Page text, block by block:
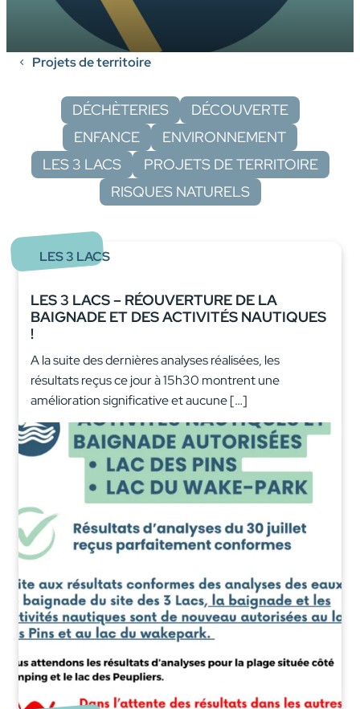
Projets de territoire
DÉCHÈTERIES
DÉCOUVERTE
ENFANCE
ENVIRONNEMENT
LES 3 LACS
PROJETS DE TERRITOIRE
RISQUES NATURELS
LES 3 LACS
LES 3 LACS – RÉOUVERTURE DE LA
BAIGNADE ET DES ACTIVITÉS NAUTIQUES
!
A la suite des dernières analyses réalisées, les
résultats reçus ce jour à 15h30 montrent une
amélioration significative et aucune […]